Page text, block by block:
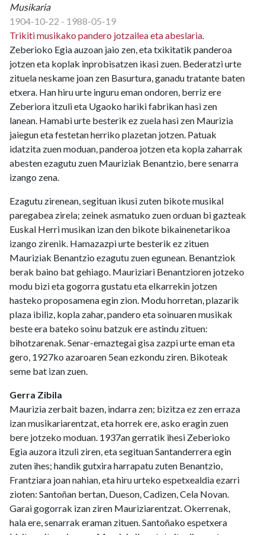
Musikaria
1904-10-22 - 1988-05-19
Trikiti musikako pandero jotzailea eta abeslaria.
Zeberioko Egia auzoan jaio zen, eta txikitatik panderoa
jotzen eta koplak inprobisatzen ikasi zuen. Bederatzi urte
zituela neskame joan zen Basurtura, ganadu tratante baten
etxera. Han hiru urte inguru eman ondoren, berriz ere
Zeberiora itzuli eta Ugaoko hariki fabrikan hasi zen
lanean. Hamabi urte besterik ez zuela hasi zen Maurizia
jaiegun eta festetan herriko plazetan jotzen. Patuak
idatzita zuen moduan, panderoa jotzen eta kopla zaharrak
abesten ezagutu zuen Mauriziak Benantzio, bere senarra
izango zena.
Ezagutu zirenean, segituan ikusi zuten bikote musikal
paregabea zirela; zeinek asmatuko zuen orduan bi gazteak
Euskal Herri musikan izan den bikote bikainenetarikoa
izango zirenik. Hamazazpi urte besterik ez zituen
Mauriziak Benantzio ezagutu zuen egunean. Benantziok
berak baino bat gehiago. Mauriziari Benantzioren jotzeko
modu bizi eta gogorra gustatu eta elkarrekin jotzen
hasteko proposamena egin zion. Modu horretan, plazarik
plaza ibiliz, kopla zahar, pandero eta soinuaren musikak
beste era bateko soinu batzuk ere astindu zituen:
bihotzarenak. Senar-emaztegai gisa zazpi urte eman eta
gero, 1927ko azaroaren 5ean ezkondu ziren. Bikoteak
seme bat izan zuen.
Gerra Zibila
Maurizia zerbait bazen, indarra zen; bizitza ez zen erraza
izan musikariarentzat, eta horrek ere, asko eragin zuen
bere jotzeko moduan. 1937an gerratik ihesi Zeberioko
Egia auzora itzuli ziren, eta segituan Santanderrera egin
zuten ihes; handik gutxira harrapatu zuten Benantzio,
Frantziara joan nahian, eta hiru urteko espetxealdia ezarri
zioten: Santoñan bertan, Dueson, Cadizen, Cela Novan.
Garai gogorrak izan ziren Mauriziarentzat. Okerrenak,
hala ere, senarrak eraman zituen. Santoñako espetxera